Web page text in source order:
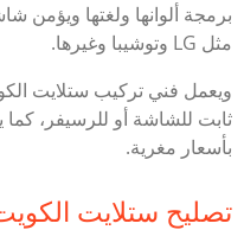
برمجة ألوانها ولغتها ويؤمن
مثل LG وتوشيبا وغيرها.
ويعمل فني تركيب ستلايت
ثابت للشاشة أو للرسيفر،
بأسعار مغرية.
تصليح ستلايت